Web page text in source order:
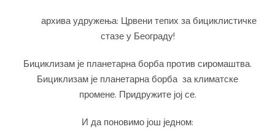
архива удружења: Црвени тепих за бициклистичке
стазе у Београду!
Бициклизам је планетарна борба против сиромаштва.
Бициклизам је планетарна борба за климатске
промене. Придружите јој се.
И да поновимо још једном: